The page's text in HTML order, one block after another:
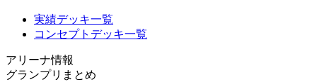
実績デッキ一覧
コンセプトデッキ一覧
アリーナ情報
グランプリまとめ